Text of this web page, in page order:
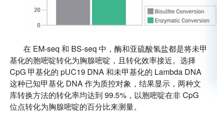
在 EM-seq 和 BS-seq 中，酶和亚硫酸氢盐都是将未甲
基化的胞嘧啶转化为胸腺嘧啶，且转化效率接近。选择
CpG 甲基化的 pUC19 DNA 和未甲基化的 Lambda DNA
这种已知甲基化 DNA 作为质控对象，结果显示，两种文
库转换方法的转化率均达到 99.5%，以胞嘧啶在非 CpG
位点转化为胸腺嘧啶的百分比来测量。